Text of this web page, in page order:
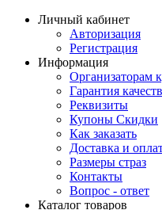
Личный кабинет
Авторизация
Регистрация
Информация
Организаторам
Гарантия
Реквизиты
Купоны Скидки
Как заказать
Доставка и
Размеры страз
Контакты
Вопрос - ответ
Каталог товаров